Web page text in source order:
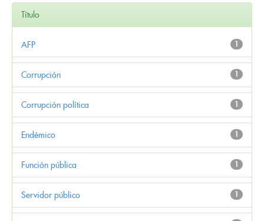
Título
1
AFP
1
Corrupción
1
Corrupción política
1
Endémico
1
Función pública
1
Servidor público